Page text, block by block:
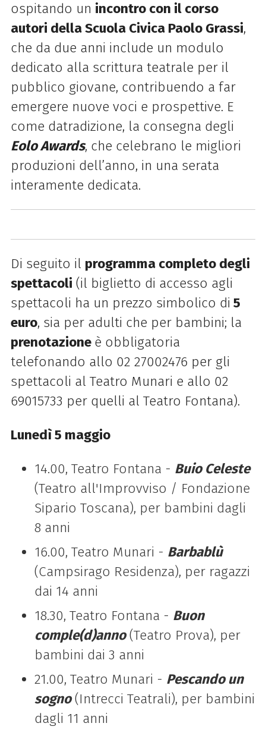
ospitando un incontro con il corso
autori della Scuola Civica Paolo Grassi,
che da due anni include un modulo
dedicato alla scrittura teatrale per il
pubblico giovane, contribuendo a far
emergere nuove voci e prospettive. E
come datradizione, la consegna degli
Eolo Awards, che celebrano le migliori
produzioni dell’anno, in una serata
interamente dedicata.
Di seguito il programma completo degli
spettacoli (il biglietto di accesso agli
spettacoli ha un prezzo simbolico di 5
euro, sia per adulti che per bambini; la
prenotazione è obbligatoria
telefonando allo 02 27002476 per gli
spettacoli al Teatro Munari e allo 02
69015733 per quelli al Teatro Fontana).
Lunedì 5 maggio
14.00, Teatro Fontana - Buio Celeste
(Teatro all'Improvviso / Fondazione
Sipario Toscana), per bambini dagli
8 anni
16.00, Teatro Munari - Barbablù
(Campsirago Residenza), per ragazzi
dai 14 anni
18.30, Teatro Fontana - Buon
comple(d)anno(Teatro Prova), per
bambini dai 3 anni
21.00, Teatro Munari - Pescando un
sogno(Intrecci Teatrali), per bambini
dagli 11 anni